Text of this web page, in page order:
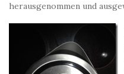
herausgenommen und